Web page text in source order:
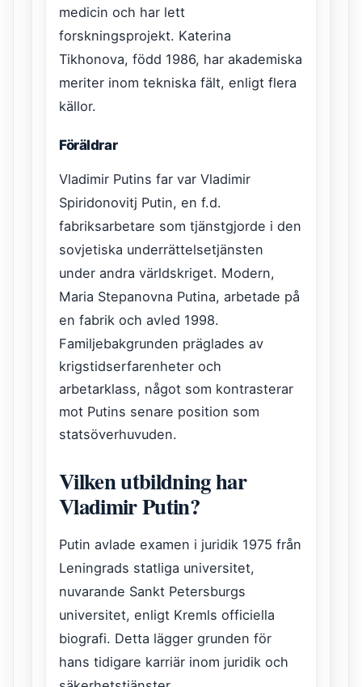
medicin och har lett
forskningsprojekt. Katerina
Tikhonova, född 1986, har akademiska
meriter inom tekniska fält, enligt flera
källor.
Föräldrar
Vladimir Putins far var Vladimir
Spiridonovitj Putin, en f.d.
fabriksarbetare som tjänstgjorde i den
sovjetiska underrättelsetjänsten
under andra världskriget. Modern,
Maria Stepanovna Putina, arbetade på
en fabrik och avled 1998.
Familjebakgrunden präglades av
krigstidserfarenheter och
arbetarklass, något som kontrasterar
mot Putins senare position som
statsöverhuvuden.
Vilken utbildning har
Vladimir Putin?
Putin avlade examen i juridik 1975 från
Leningrads statliga universitet,
nuvarande Sankt Petersburgs
universitet, enligt Kremls officiella
biografi. Detta lägger grunden för
hans tidigare karriär inom juridik och